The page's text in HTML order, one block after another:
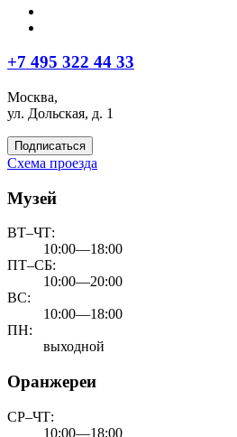
+7 495 322 44 33
Москва,
ул. Дольская, д. 1
Подписаться
Схема проезда
Музей
ВТ–ЧТ:
10:00—18:00
ПТ–СБ:
10:00—20:00
ВС:
10:00—18:00
ПН:
выходной
Оранжереи
СР–ЧТ:
10:00—18:00